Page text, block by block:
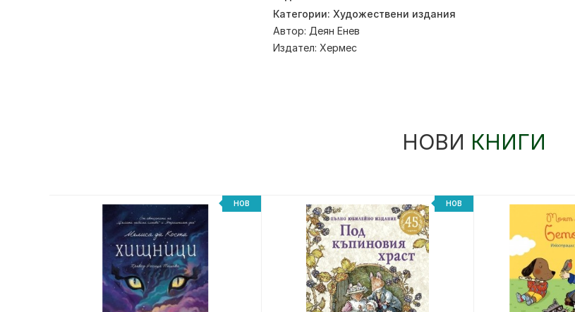
Категории: Художествени издания
Автор: Деян Енев
Издател: Хермес
НОВИ КНИГИ
НОВ НОВ